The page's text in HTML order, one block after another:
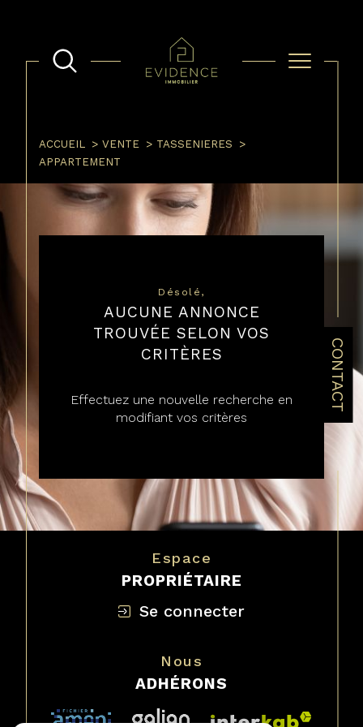
CONTACT
ACCUEIL VENTE
TASSENIERES
APPARTEMENT
Désolé,
AUCUNE ANNONCE
TROUVÉE SELON VOS
CRITÈRES
Effectuez une nouvelle recherche en
modifiant vos critères
Espace
PROPRIÉTAIRE
se connecter
Nous
ADHÉRONS